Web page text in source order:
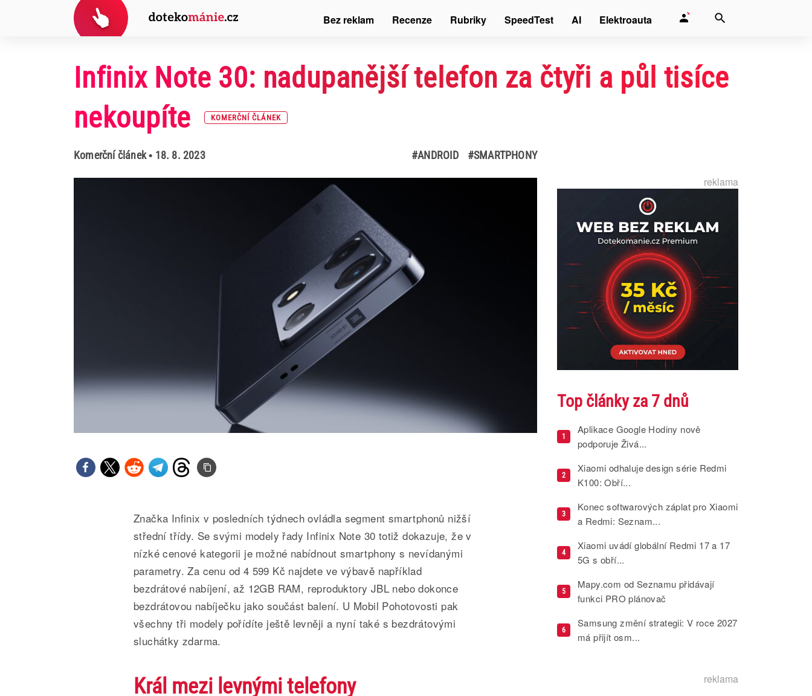
Infinix Note 30: nadupanější telefon za čtyři a půl tisíce
nekoupíte
KOMERČNÍ ČLÁNEK
Komerční článek• 18. 8. 2023 #ANDROID #SMARTPHONY
Značka Infinix v posledních týdnech ovládla segment smartphonů nižší
střední třídy. Se svými modely řady Infinix Note 30 totiž dokazuje, že v
nízké cenové kategorii je možné nabídnout smartphony s nevídanými
parametry. Za cenu od 4 599 Kč najdete ve výbavě například
bezdrátové nabíjení, až 12GB RAM, reproduktory JBL nebo dokonce
bezdrátovou nabíječku jako součást balení. U Mobil Pohotovosti pak
všechny tři modely pořídíte ještě levněji a nyní také s bezdrátovými
sluchátky zdarma.
Král mezi levnými telefony
reklama
Top články za 7 dnů
1
Aplikace Google Hodiny nově
podporuje Živá...
2
Xiaomi odhaluje design série Redmi
K100: Obří...
3
Konec softwarových záplat pro Xiaomi
a Redmi: Seznam...
4
Xiaomi uvádí globální Redmi 17 a 17
5G s obří...
5
Mapy.com od Seznamu přidávají
funkci PRO plánovač
6
Samsung změní strategii: V roce 2027
má přijít osm...
reklama
Bez reklam Recenze Rubriky SpeedTest AI Elektroauta